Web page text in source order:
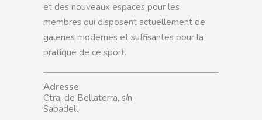
et des nouveaux espaces pour les
membres qui disposent actuellement de
galeries modernes et suffisantes pour la
pratique de ce sport.
Adresse
Ctra. de Bellaterra, s/n
Sabadell